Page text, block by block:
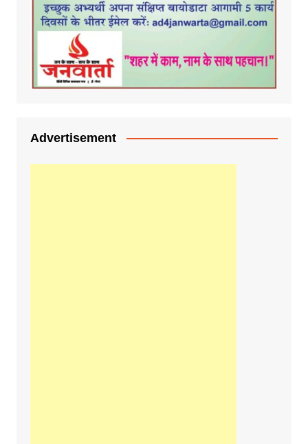
Advertisement